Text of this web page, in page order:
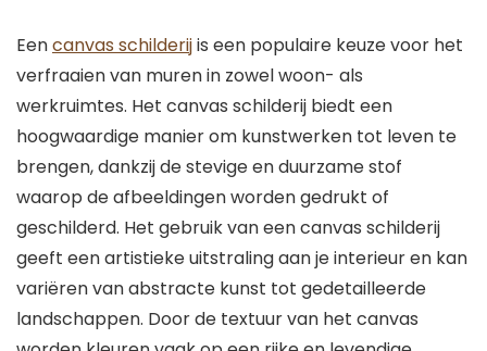
Eencanvas schilderijis een populaire keuze voor het
verfraaien van muren in zowel woon- als
werkruimtes. Het canvas schilderij biedt een
hoogwaardige manier om kunstwerken tot leven te
brengen, dankzij de stevige en duurzame stof
waarop de afbeeldingen worden gedrukt of
geschilderd. Het gebruik van een canvas schilderij
geeft een artistieke uitstraling aan je interieur en kan
variëren van abstracte kunst tot gedetailleerde
landschappen. Door de textuur van het canvas